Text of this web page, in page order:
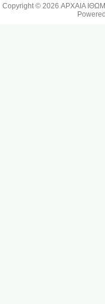
Copyright © 2026ΑΡΧΑΙΑ